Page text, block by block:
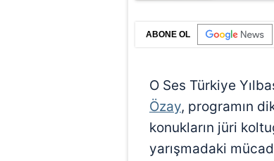
ABONE OL
O Ses Türkiye
Özay, programın
konukların jüri
yarışmadaki